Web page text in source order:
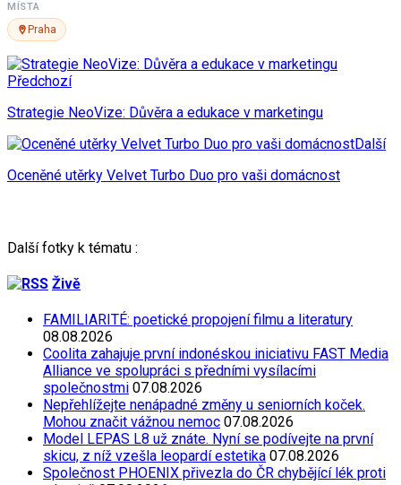
MÍSTA
Praha
Předchozí
Strategie NeoVize: Důvěra a edukace v marketingu
Další
Oceněné utěrky Velvet Turbo Duo pro vaši domácnost
Další fotky k tématu :
Živě
FAMILIARITÉ: poetické propojení filmu a literatury
08.08.2026
Coolita zahajuje první indonéskou iniciativu FAST Media
Alliance ve spolupráci s předními vysílacími
společnostmi 07.08.2026
Nepřehlížejte nenápadné změny u seniorních koček.
Mohou značit vážnou nemoc 07.08.2026
Model LEPAS L8 už znáte. Nyní se podívejte na první
skicu, z níž vzešla leopardí estetika 07.08.2026
Společnost PHOENIX přivezla do ČR chybějící lék proti